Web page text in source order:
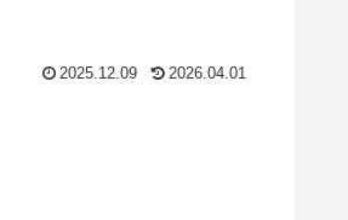
2025.12.09 2026.04.01